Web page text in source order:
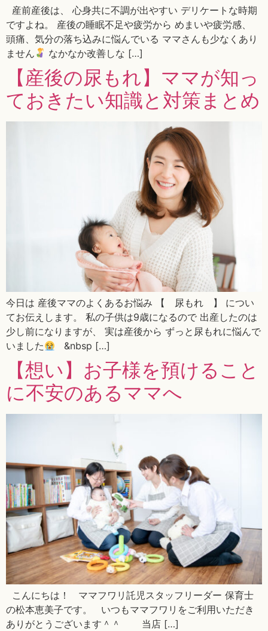
産前産後は、 心身共に不調が出やすい デリケートな時期
ですよね。 産後の睡眠不足や疲労から めまいや疲労感、
頭痛、気分の落ち込みに悩んでいる ママさんも少なくあり
ません
なかなか改善しな […]
【産後の尿もれ】ママが知っ
ておきたい知識と対策まとめ
今日は 産後ママのよくあるお悩み 【 尿もれ 】 につい
てお伝えします。 私の子供は9歳になるので 出産したのは
少し前になりますが、 実は産後から ずっと尿もれに悩んで
いました
&nbsp […]
【想い】お子様を預けること
に不安のあるママへ
こんにちは！ ママフワリ託児スタッフリーダー 保育士
の松本恵美子です。 いつもママフワリをご利用いただき
ありがとうございます＾＾ 当店 […]